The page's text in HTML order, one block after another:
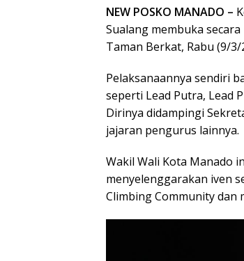
NEW POSKO MANADO –
Sualang membuka
Taman Berkat, Rabu (9/3/
Pelaksanaannya sendiri
seperti Lead Putra, Lead
Dirinya didampingi
jajaran pengurus lainnya.
Wakil Wali Kota Manado
menyelenggarakan iven
Climbing Community dan